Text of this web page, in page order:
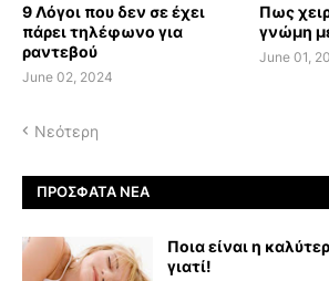
9 Λόγοι που δεν σε έχει
πάρει τηλέφωνο για
ραντεβού
June 02, 2024
Πως
γνώμη
June 01,
Νεότερη
ΠΡΌΣΦΑΤΑ ΝΈΑ
Ποια είναι η
γιατί!